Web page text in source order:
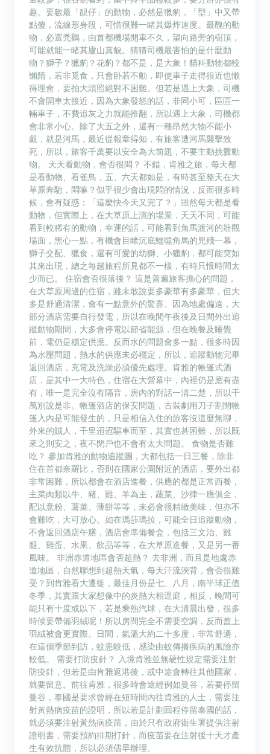
趣。要數最「靚仔」的動物，必然是獵豹，「型」中又帶
點傻，流線形身段，可惜很難一睹其爆炸速度。最醜的動
物，必選禿鸛，由首都機場開車不久，望向路旁的樹頂，
可能就能一睹其廬山真貌。猜猜司機最害怕的是什麼動
物？獅子？獵豹？花豹？都不是，是大象！貓科動物都較
懶隋，若非覓食，只會卧若不動，即使車子走得很近也懶
得理會，要拍大頭照絕對不困難。但若是遇上大象，司機
不會開車太接近，因為大象發怒的話，非同小可，區區一
輛車子，不費追灰之力就能推翻，所以遇上大象，司機都
會非常小心。除了大五之外，還有一種昂然大物不能小
覷，就是河馬，最近從報章得知，有旅客遭河馬襲擊致
死，所以，旅客千萬要以安全為大前題，不要主動挑釁動
物。 天天看動物，會否很悶？ 不錯，肯雅之旅，每天都
是看動物、看雀鳥，五、六天都如是，有時甚至整天在大
草原奔馳，悶嘛？似乎很少會出現悶的情況，反而很多時
候，會有疑惑：「這麼快今天又完了？」雖然每天都是看
動物，但實際上，在大草原上演的場景，天天不同，可能
看到較稀有的動物，幸運的話，可能看到角馬渡河的壯觀
場面，黑心一點，有機會目睹沉底鱷噬角馬的兇殘一幕，
獅子交配、獵食，還有可愛的幼獅、小獵豹，都可能突如
其來出現，總之每趟旅程所見都不一樣，有時只恨時間太
少而已。 住宿會否很落後？ 這是普遍旅客擔心的問題，
在大草原周邊的住宿，雖未敢說要多豪華有多豪華，但大
多是舒適清潔，會有一點意外的驚喜。因為地處偏遠，大
部分酒店需要自行發電，所以在晚間午夜後及日間外出追
蹤動物期間，大多會停電以節省能源，但在晚餐及睡覺
前，電仍是穩定供應。反而水的問題會多一點，很多時因
為水壓問題，熱水的供應未必穩定，所以，追蹤動物完畢
返回酒店，充電及洗澡必須優先處理。肯雅的帳篷式酒
店，是其中一大特色，住宿在大營幕中，內裡仍是應有盡
有，唯一是完全沒有隔音，房內的對話一清二楚，所以千
萬別說是非。帳篷酒店的保安問題，古裝劇用刀子割開帳
篷入內是可能發生的，只是相信入住的旅客沒這麼無聊，
外來的賊人，千里迢迢驅車而至，其實也甚困難，所以既
來之則安之，夜不閉戶也不會有太大問題。 食物是否難
吃？ 參加肯雅的動物追蹤團，大都包括一日三餐，除非
住在首都奈羅比，否則在國家公園附近的酒店，要外出都
非常困難，所以都會在酒店進餐，供應的都是正常西餐，
主菜肉類以牛、豬、雞、羊為主，蔬菜、沙律一應俱全，
配以意粉、薯菜、薄餅等等，未必會很精緻美味，但亦不
會難吃，大可放心。如在瑪莎瑪拉，可能全日追蹤動物，
不會返回酒店午膳，酒店會準備餐盒，包括三文治、雞
腿、雞蛋、水果、飲品等等，在大草原進餐，又是另一番
風味。 非洲赤道地區會否超熱？ 去非洲，而且是地處赤
道地區，自然聯想到超熱天氣，每天汗流浹背，會否很難
受？到肯雅看大遷徙，最佳月份是七、八月，南半球正值
冬季，其實跟大家想像中的炎熱大相逕庭，相反，晚間可
能只有十度或以下，若是乘熱汽球，在大清晨出發，很多
時候要帶備羽絨呢！所以房間完全不需要空調，反而蓋上
羽絨被會更實際。日間，氣溫大約二十多度，非常舒適，
在這個季節到訪，蚊患較低，感染由蚊傳播疾病的風險亦
較低。 需要打防疫針？ 入境肯雅並無硬性規定需要注射
防疫針，但若是由肯雅返港後，或中途會轉往其他國家，
就要留意。前往肯雅，很多時會途經例如曼谷，若要停留
曼谷，泰國是要求曾經在短時間內往肯雅的人士，需要注
射黃熱病疫苗的證明，所以若是計劃回程停留泰國的話，
就必須要注射黃熱病疫苗，由於只有政府衛生署提供注射
證明書，需要預約排期打針，而疫苗要在注射後十天才產
生有效抗體，所以必須儘早辦理。